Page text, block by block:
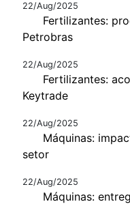
22/Aug/2025
Fertilizantes:
Petrobras
22/Aug/2025
Fertilizantes:
Keytrade
22/Aug/2025
Máquinas:
setor
22/Aug/2025
Máquinas: